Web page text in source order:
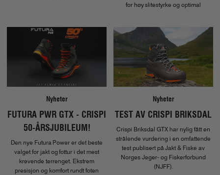
for høy slitestyrke og optimal
komfortabel å bruke.
Nyheter
FUTURA PWR GTX - CRISPI
50-ÅRSJUBILEUM!
Den nye Futura Power er det beste
valget for jakt og fottur i det mest
krevende terrenget. Ekstrem
presisjon og komfort rundt foten
Nyheter
TEST AV CRISPI BRIKSDAL
Crispi Briksdal GTX har nylig fått en
strålende vurdering i en omfattende
test publisert på Jakt & Fiske av
Norges Jeger- og Fiskerforbund
(NJFF).